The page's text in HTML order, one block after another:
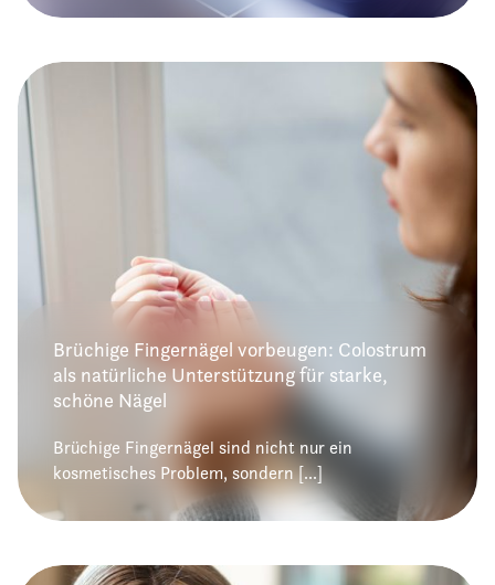
Brüchige Fingernägel vorbeugen: Colostrum
als natürliche Unterstützung für starke,
schöne Nägel
Brüchige Fingernägel sind nicht nur ein
kosmetisches Problem, sondern [...]